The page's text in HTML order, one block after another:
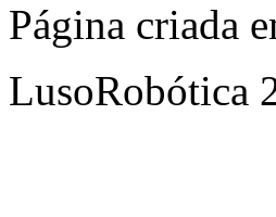
Página criada
LusoRobótica